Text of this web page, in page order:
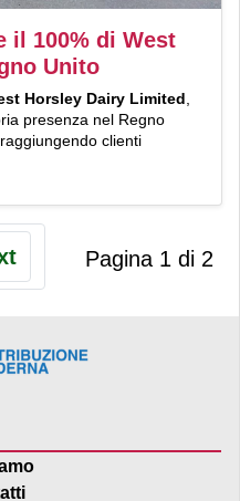
il 100% di West
Unito
Horsley Dairy Limited
presenza nel Regno
clienti
Pagina 1 di 2